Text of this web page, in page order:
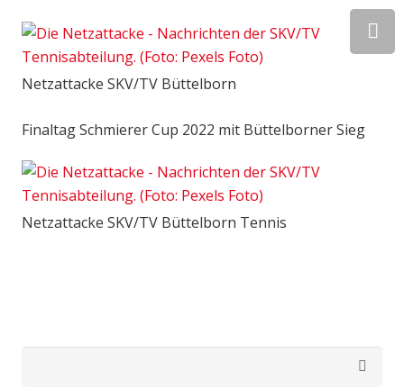
Netzattacke SKV/TV Büttelborn
Finaltag Schmierer Cup 2022 mit Büttelborner Sieg
Netzattacke SKV/TV Büttelborn Tennis